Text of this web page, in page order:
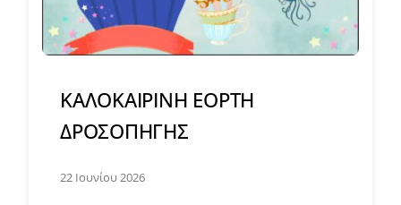
ΚΑΛΟΚΑΙΡΙΝΗ ΕΟΡΤΗ
ΔΡΟΣΟΠΗΓΗΣ
22 Ιουνίου 2026